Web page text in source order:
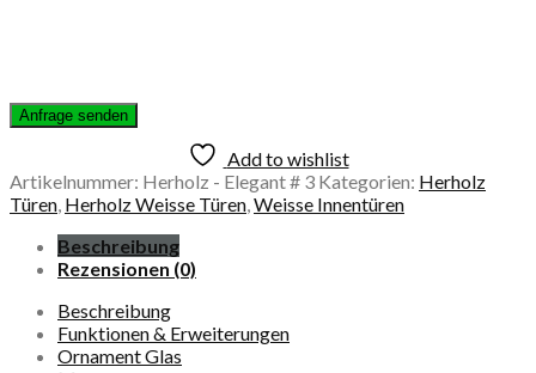
Add to wishlist
Artikelnummer: Herholz - Elegant # 3 Kategorien: Herholz
Türen, Herholz Weisse Türen,Weisse Innentüren
Beschreibung
Rezensionen (0)
Beschreibung
Funktionen & Erweiterungen
Ornament Glas